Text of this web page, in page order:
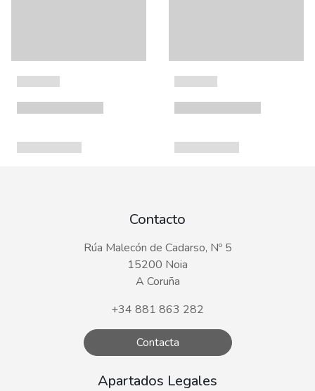
Contacto
Rúa Malecón de Cadarso, Nº 5
15200 Noia
A Coruña
+34 881 863 282
Contacta
Apartados Legales